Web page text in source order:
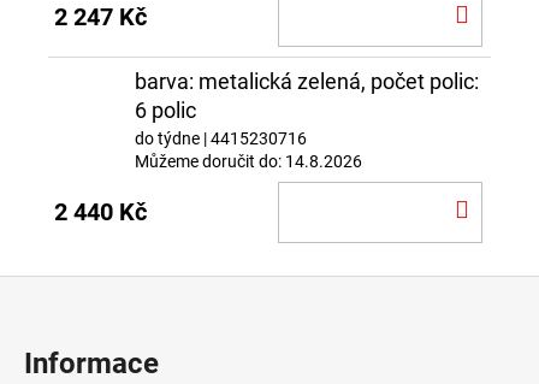
2 247 Kč
barva: metalická zelená, počet polic:
6 polic
do týdne | 4415230716
Můžeme doručit do: 14.8.2026
2 440 Kč
Informace